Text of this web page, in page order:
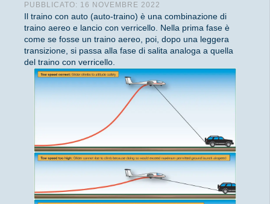
PUBBLICATO: 16 NOVEMBRE 2022
Il traino con auto (auto-traino) è una combinazione di
traino aereo e lancio con verricello. Nella prima fase è
come se fosse un traino aereo, poi, dopo una leggera
transizione, si passa alla fase di salita analoga a quella
del traino con verricello.